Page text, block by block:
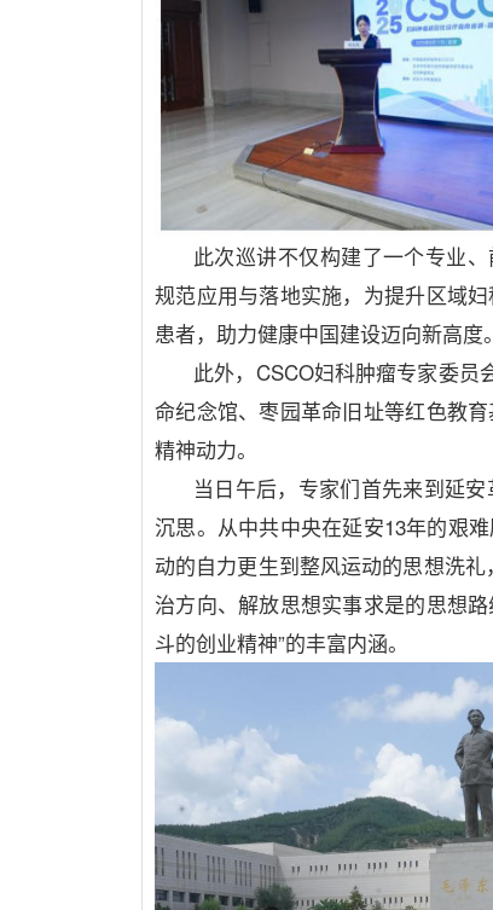
此次巡讲不仅构建了一个专业
规范应用与落地实施，为提升区域
患者，助力健康中国建设迈向新高度。
此外， CSCO妇科肿瘤专家委员
命纪念馆、枣园革命旧址等红色教
精神动力。
当日午后，专家们首先来到延
沉思。从中共中央在延安13年的艰
动的自力更生到整风运动的思想洗
治方向、解放思想实事求是的思想
斗的创业精神”的丰富内涵。